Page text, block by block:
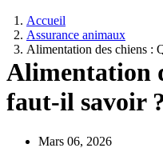
Accueil
Assurance animaux
Alimentation des chiens :
Alimentation
faut-il savoir ?
Mars 06, 2026